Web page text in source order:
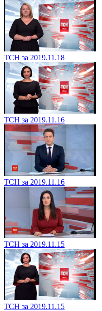
ТСН за 2019.11.18
ТСН за 2019.11.16
ТСН за 2019.11.16
ТСН за 2019.11.15
ТСН за 2019.11.15